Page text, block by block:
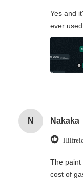
Yes and
ever used
N Nakaka
The paint
cost of